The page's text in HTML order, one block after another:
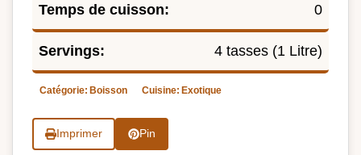
Temps de cuisson: 0
Servings: 4 tasses (1 Litre)
Catégorie: Boisson Cuisine: Exotique
Imprimer Pin